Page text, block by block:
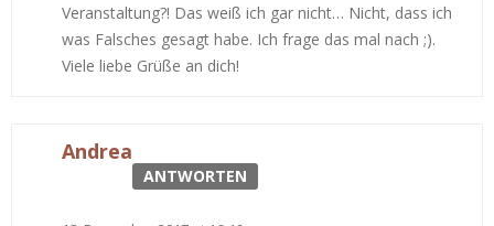
Veranstaltung?! Das weiß ich gar nicht… Nicht, dass ich
was Falsches gesagt habe. Ich frage das mal nach ;).
Viele liebe Grüße an dich!
Andrea
ANTWORTEN